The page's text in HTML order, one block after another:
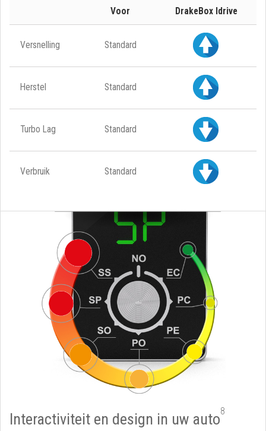
Voor DrakeBox Idrive
Versnelling Standard
Herstel Standard
Turbo Lag Standard
Verbruik Standard
Interactiviteit en design in uw auto8